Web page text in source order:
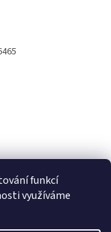
funkcí
využíváme